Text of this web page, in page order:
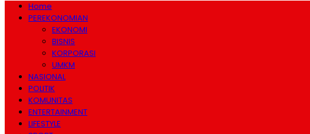
Home
PEREKONOMIAN
EKONOMI
BISNIS
KORPORASI
UMKM
NASIONAL
POLITIK
KOMUNITAS
ENTERTAINMENT
LIFESTYLE